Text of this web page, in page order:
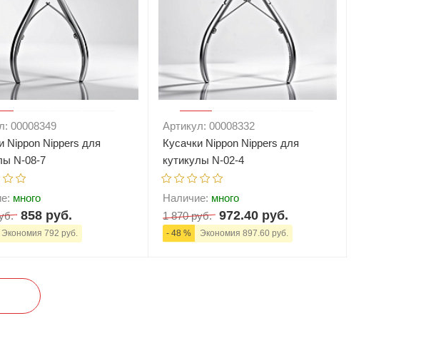
00008349
Nippon Nippers для
N-08-7
много
858 руб.
Экономия 792 руб.
+
Артикул: 00008332
Кусачки Nippon Nippers для
кутикулы N-02-4
Наличие: много
1 870 руб. 972.40 руб.
- 48 % Экономия 897.60 руб.